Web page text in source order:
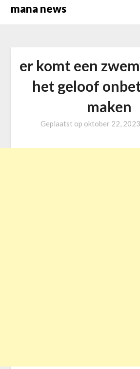
Overslaan
mana news
er komt een
het geloof
maken
Geplaatst op oktober 22, 2023